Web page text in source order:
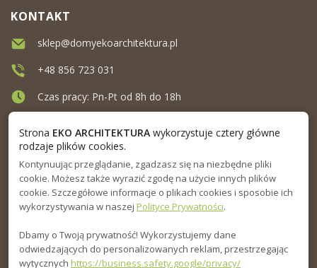
MENU
INFORMACJA
PORADNIK
KONTAKT
sklep@domyekoarchitektura.pl
+48 856 723 031
Czas pracy: Pn-Pt od 8h do 18h
Strona EKO ARCHITEKTURAwykorzystuje cztery główne
rodzaje plików cookies.
Kontynuując przeglądanie, zgadzasz się na niezbędne pliki
cookie. Możesz także wyrazić zgodę na użycie innych plików
cookie. Szczegółowe informacje o plikach cookies i sposobie ich
wykorzystywania w naszej Polityce Prywatności.
Dbamy o Twoją prywatność! Wykorzystujemy dane
odwiedzających do personalizowanych reklam, przestrzegając
wytycznych https://business.safety.google/privacy/